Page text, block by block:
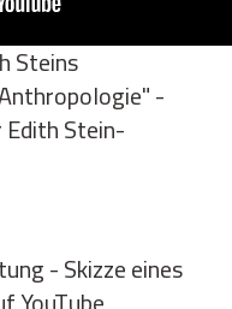
Steins
-
Stein-
- Skizze eines